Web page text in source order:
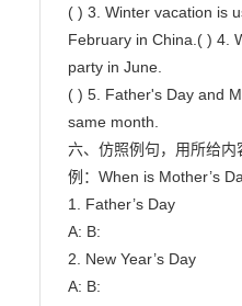
( ) 3. Winter vacation is
February in China.( ) 4.
party in June.
( ) 5. Father's Day and
same month.
六、仿照例句，用所给内
例：When is Mother’s
1. Father’s Day
A: B:
2. New Year’s Day
A: B: